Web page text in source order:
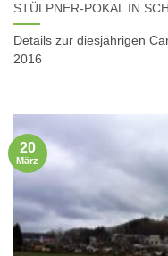
STÜLPNER-POKAL IN
Details zur diesjährigen
2016
20
März